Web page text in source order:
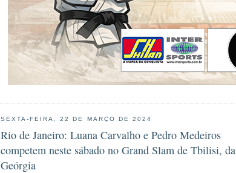
SEXTA-FEIRA, 22 DE MARÇO DE 2024
Rio de Janeiro: Luana Carvalho e Pedro Medeiros
competem neste sábado no Grand Slam de Tbilisi, da
Geórgia